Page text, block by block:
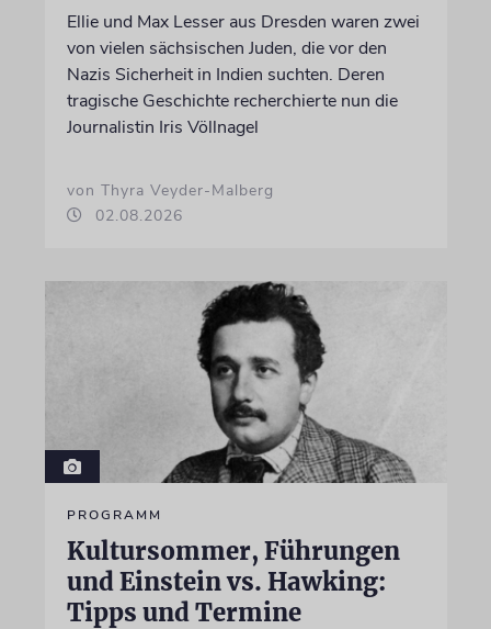
Ellie und Max Lesser aus Dresden waren zwei
von vielen sächsischen Juden, die vor den
Nazis Sicherheit in Indien suchten. Deren
tragische Geschichte recherchierte nun die
Journalistin Iris Völlnagel
von Thyra Veyder-Malberg
02.08.2026
PROGRAMM
Kultursommer, Führungen
und Einstein vs. Hawking:
Tipps und Termine